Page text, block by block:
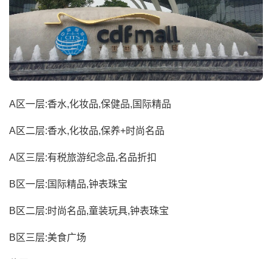
A区一层:香水,化妆品,保健品,国际精品
A区二层:香水,化妆品,保养+时尚名品
A区三层:有税旅游纪念品,名品折扣
B区一层:国际精品,钟表珠宝
B区二层:时尚名品,童装玩具,钟表珠宝
B区三层:美食广场